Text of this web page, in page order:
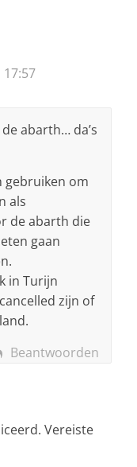
abarth… da’s
gebruiken om
als
de abarth die
gaan
in Turijn
zijn of
Beantwoorden
Vereiste